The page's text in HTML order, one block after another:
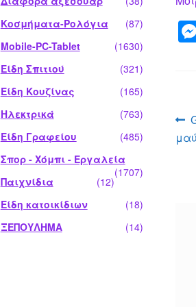
Κοσμήματα-Ρολόγια
(87)
Mobile-PC-Tablet
(1630)
Είδη Σπιτιού
(321)
Είδη Κουζίνας
(165)
Ηλεκτρικά
(763)
Είδη Γραφείου
(485)
Σπορ - Χόμπι - Εργαλεία
(1707)
Παιχνίδια
(12)
Είδη κατοικίδιων
(18)
ΞΕΠΟΥΛΗΜΑ
(14)